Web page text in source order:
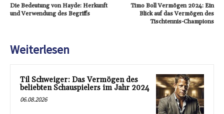
Die Bedeutung von Hayde: Herkunft
und Verwendung des Begriffs
Timo Boll Vermögen 2024: Ein
Blick auf das Vermögen des
Tischtennis-Champions
Weiterlesen
Til Schweiger: Das Vermögen des
beliebten Schauspielers im Jahr 2024
06.08.2026